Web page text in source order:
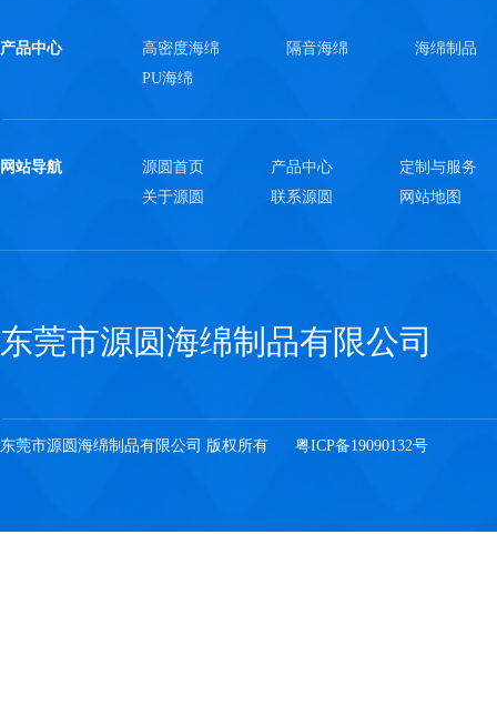
产品中心 高密度海绵 隔音海绵
海绵制品
PU海绵
网站导航 源圆首页 产品中心
定制与服务
关于源圆
联系源圆 网站地图
东莞市源圆海绵制品有限公司
东莞市源圆海绵制品有限公司 版权所有 粤ICP备19090132号